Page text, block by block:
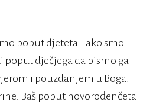
poput djeteta. Iako smo
poput dječjega da bismo ga
i pouzdanjem u Boga.
Baš poput novorođenčeta